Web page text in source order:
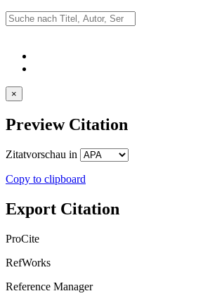
×
Preview Citation
Zitatvorschau in
Copy to clipboard
Export Citation
ProCite
RefWorks
Reference Manager